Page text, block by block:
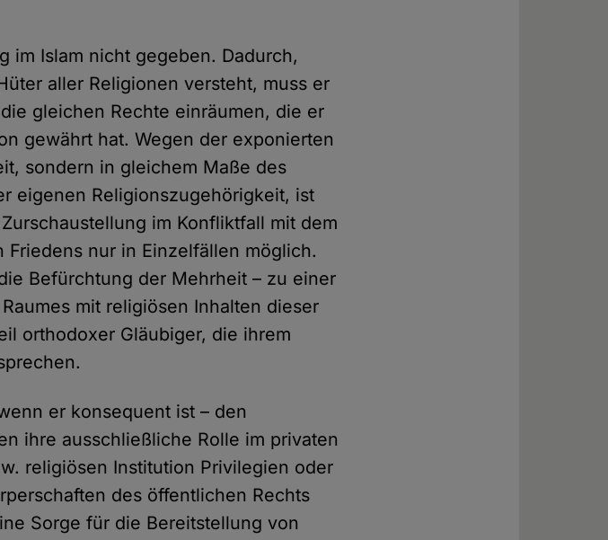
im Islam nicht gegeben. Dadurch,
aller Religionen versteht, muss er
gleichen Rechte einräumen, die er
gewährt hat. Wegen der exponierten
sondern in gleichem Maße des
eigenen Religionszugehörigkeit, ist
im Konfliktfall mit dem
nur in Einzelfällen möglich.
Befürchtung der Mehrheit – zu einer
mit religiösen Inhalten dieser
orthodoxer Gläubiger, die ihrem
er konsequent ist – den
ihre ausschließliche Rolle im privaten
religiösen Institution Privilegien oder
des öffentlichen Rechts
Sorge für die Bereitstellung von